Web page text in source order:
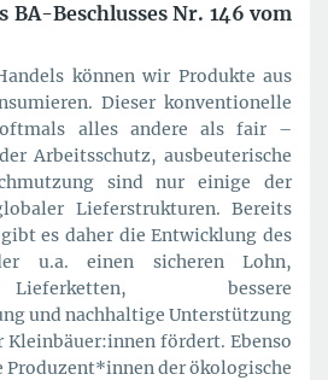
BA-Beschlusses Nr. 146 vom
können wir Produkte aus
Dieser konventionelle
alles andere als fair –
Arbeitsschutz, ausbeuterische
sind nur einige der
Lieferstrukturen. Bereits
es daher die Entwicklung des
u.a. einen sicheren Lohn,
bessere
und nachhaltige Unterstützung
Kleinbäuer:innen fördert. Ebenso
Produzent*innen der ökologische